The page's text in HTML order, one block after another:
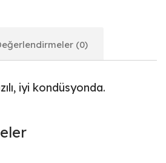
(0)
iyi kondüsyonda.